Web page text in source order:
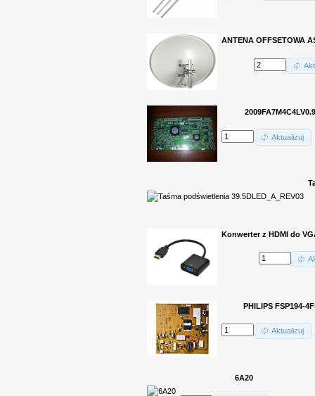
ANTENA OFFSETOWA
2009FA7M4C4LV0.9
Aktualizuj
Konwerter z HDMI do
PHILIPS FSP194-
Aktualizuj
6A20